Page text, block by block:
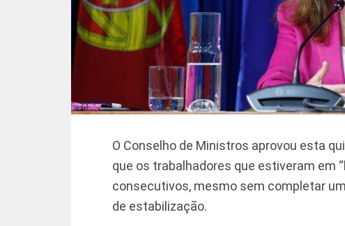
O Conselho de Ministros aprovou esta
que os trabalhadores que estiveram em
consecutivos, mesmo sem completar
de estabilização.